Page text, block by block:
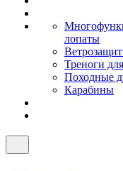
лопаты
Треноги
Походные
Карабины